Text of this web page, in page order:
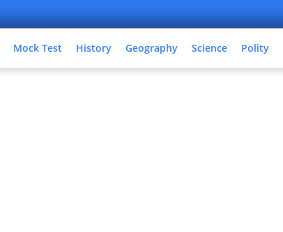
Mock Test History Geography Science Polity